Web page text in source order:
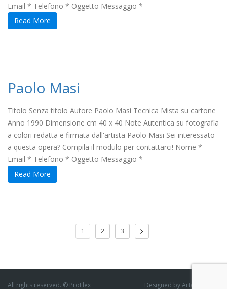
Email * Telefono * Oggetto Messaggio *
Read More
Paolo Masi
Titolo Senza titolo Autore Paolo Masi Tecnica Mista su cartone
Anno 1990 Dimensione cm 40 x 40 Note Autentica su fotografia
a colori redatta e firmata dall'artista Paolo Masi Sei interessato
a questa opera? Compila il modulo per contattarci! Nome *
Email * Telefono * Oggetto Messaggio *
Read More
1 2 3
All rights reserved. © ProFlex Designed by ArtofThemes